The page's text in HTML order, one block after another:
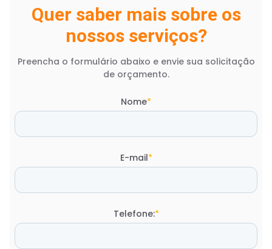
Quer saber mais sobre os
nossos serviços?
Preencha o formulário abaixo e envie sua solicitação
de orçamento.
Nome*
E-mail*
Telefone:*